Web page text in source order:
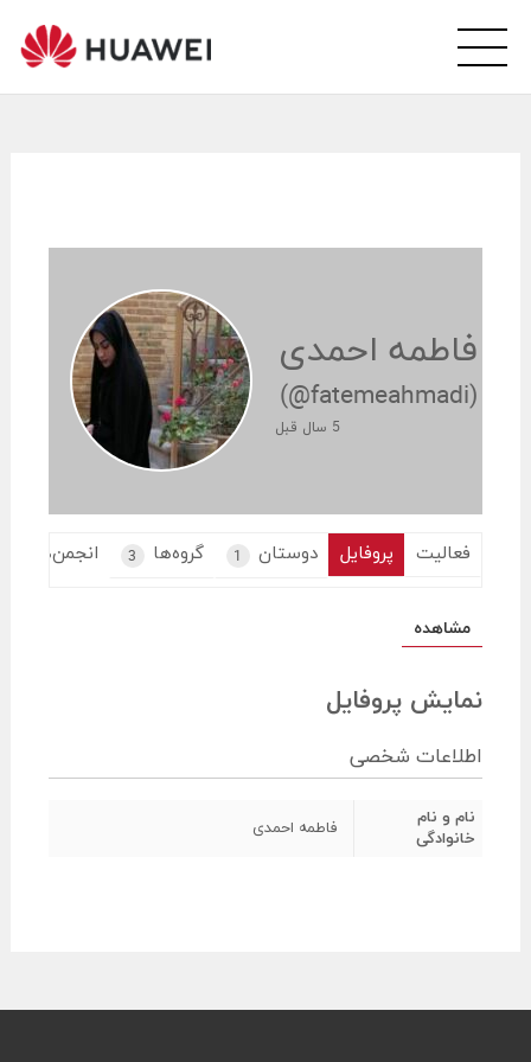
فاطمه احمدی
(@fatemeahmadi)
5 سال قبل
فعالیت پروفایل دوستان 1 گروه‌ها 3 انجمن‌ها
مشاهده
نمایش پروفایل
اطلاعات شخصی
نام و نام
خانوادگی
فاطمه احمدی